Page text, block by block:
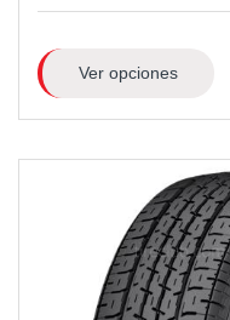
Ver opciones